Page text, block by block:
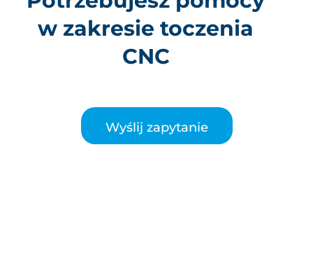
w zakresie toczenia
CNC
Wyślij zapytanie